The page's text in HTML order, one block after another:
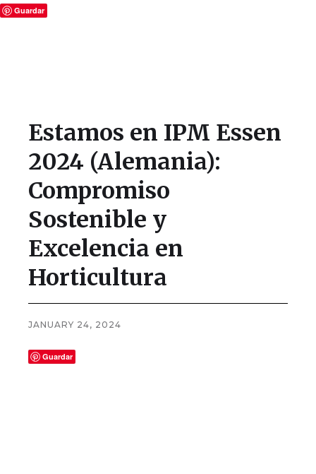
Guardar
Estamos en IPM Essen
2024 (Alemania):
Compromiso
Sostenible y
Excelencia en
Horticultura
JANUARY 24, 2024
Guardar